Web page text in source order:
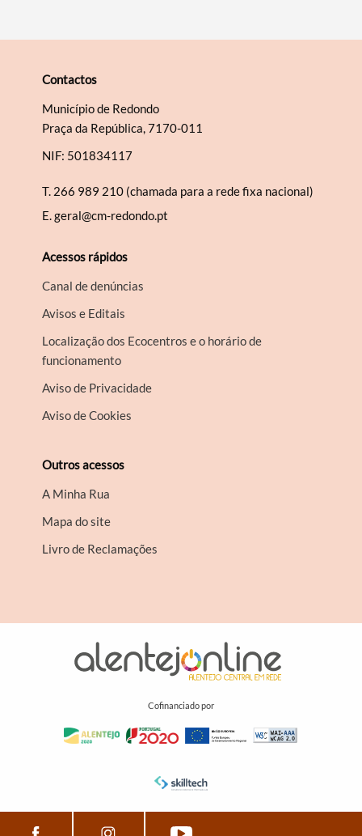
Contactos
Município de Redondo
Praça da República, 7170-011
NIF: 501834117
T. 266 989 210 (chamada para a rede fixa nacional)
E.geral@cm-redondo.pt
Acessos rápidos
Canal de denúncias
Avisos e Editais
Localização dos Ecocentros e o horário de
funcionamento
Aviso de Privacidade
Aviso de Cookies
Outros acessos
A Minha Rua
Mapa do site
Livro de Reclamações
Cofinanciado por